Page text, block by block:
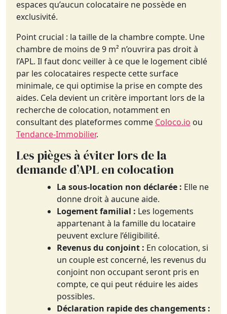
espaces qu’aucun colocataire ne possède en
exclusivité.
Point crucial : la taille de la chambre compte. Une
chambre de moins de 9 m² n’ouvrira pas droit à
l’APL. Il faut donc veiller à ce que le logement ciblé
par les colocataires respecte cette surface
minimale, ce qui optimise la prise en compte des
aides. Cela devient un critère important lors de la
recherche de colocation, notamment en
consultant des plateformes comme Coloco.io ou
Tendance-Immobilier.
Les pièges à éviter lors de la
demande d’APL en colocation
La sous-location non déclarée : Elle ne
donne droit à aucune aide.
Logement familial : Les logements
appartenant à la famille du locataire
peuvent exclure l’éligibilité.
Revenus du conjoint : En colocation, si
un couple est concerné, les revenus du
conjoint non occupant seront pris en
compte, ce qui peut réduire les aides
possibles.
Déclaration rapide des changements :